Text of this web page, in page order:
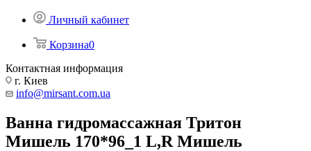
Личный кабинет
Корзина0
Контактная информация
г. Киев
info@mirsant.com.ua
Ванна гидромассажная Тритон
Мишель 170*96_1 L,R Мишель